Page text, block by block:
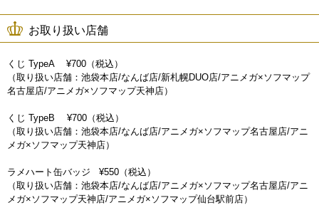
お取り扱い店舗
くじ TypeA ¥700（税込）
（取り扱い店舗：池袋本店/なんば店/新札幌DUO店/アニメガ×ソフマップ
名古屋店/アニメガ×ソフマップ天神店）
くじ TypeB ¥700（税込）
（取り扱い店舗：池袋本店/なんば店/アニメガ×ソフマップ名古屋店/アニ
メガ×ソフマップ天神店）
ラメハート缶バッジ ¥550（税込）
（取り扱い店舗：池袋本店/なんば店/アニメガ×ソフマップ名古屋店/アニ
メガ×ソフマップ天神店/アニメガ×ソフマップ仙台駅前店）